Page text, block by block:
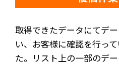
取得できたデータにてデ
い、お客様に確認を行っ
た。リスト上の一部のデ